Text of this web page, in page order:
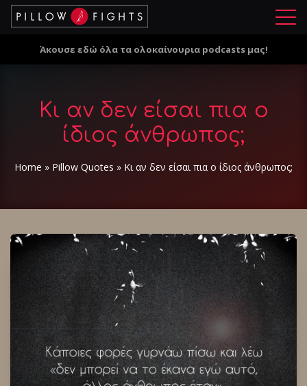
Μ
ο
Άκουσε εδώ όλα τα ολοκαίνουρια podcasts μας!
Κι αν δεν είσαι πια ο
ίδιος άνθρωπος;
Home » Pillow Quotes » Κι αν δεν είσαι πια ο ίδιος άνθρωπος;